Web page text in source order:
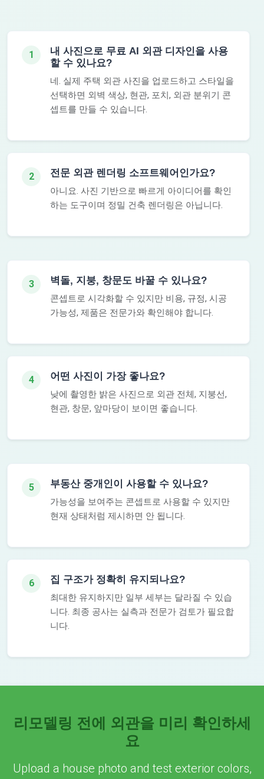
1
내 사진으로 무료 AI 외관 디자인을 사용
할 수 있나요?
네. 실제 주택 외관 사진을 업로드하고 스타일을
선택하면 외벽 색상, 현관, 포치, 외관 분위기 콘
셉트를 만들 수 있습니다.
2 전문 외관 렌더링 소프트웨어인가요?
아니요. 사진 기반으로 빠르게 아이디어를 확인
하는 도구이며 정밀 건축 렌더링은 아닙니다.
3 벽돌, 지붕, 창문도 바꿀 수 있나요?
콘셉트로 시각화할 수 있지만 비용, 규정, 시공
가능성, 제품은 전문가와 확인해야 합니다.
4 어떤 사진이 가장 좋나요?
낮에 촬영한 밝은 사진으로 외관 전체, 지붕선,
현관, 창문, 앞마당이 보이면 좋습니다.
5 부동산 중개인이 사용할 수 있나요?
가능성을 보여주는 콘셉트로 사용할 수 있지만
현재 상태처럼 제시하면 안 됩니다.
6 집 구조가 정확히 유지되나요?
최대한 유지하지만 일부 세부는 달라질 수 있습
니다. 최종 공사는 실측과 전문가 검토가 필요합
니다.
리모델링 전에 외관을 미리 확인하세
요
Upload a house photo and test exterior colors,